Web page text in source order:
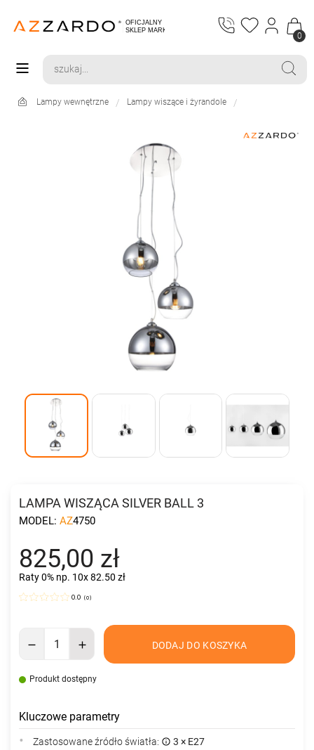
0
Lampy wewnętrzne Lampy wiszące i żyrandole
LAMPA WISZĄCA SILVER BALL 3
MODEL: AZ4750
825,00 zł
Raty 0% np. 10x 82.50 zł
0.0 (0)
DODAJ DO KOSZYKA
Produkt dostępny
Kluczowe parametry
Zastosowane źródło światła:
3 × E27